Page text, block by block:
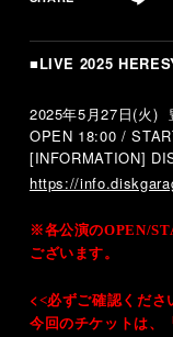
■LIVE 2025
2025年5月27日(火)
OPEN 18:00 /
[INFORMATION]
https://
※各公演のOPEN/
ございます。
<<必ずご確認くださ
今回のチケットは、